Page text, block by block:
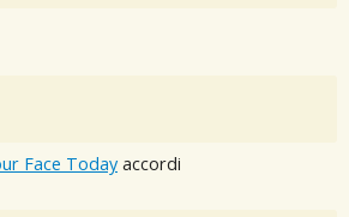
Face Today accordi